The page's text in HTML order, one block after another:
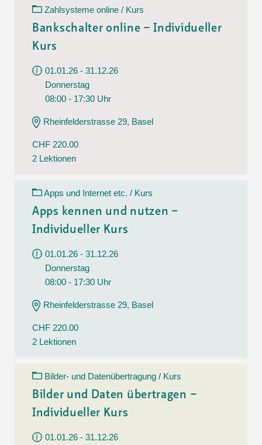
Zahlsysteme online / Kurs
Bankschalter online – Individueller
Kurs
01.01.26 - 31.12.26
Donnerstag
08:00 - 17:30 Uhr
Rheinfelderstrasse 29, Basel
CHF 220.00
2 Lektionen
Apps und Internet etc. / Kurs
Apps kennen und nutzen –
Individueller Kurs
01.01.26 - 31.12.26
Donnerstag
08:00 - 17:30 Uhr
Rheinfelderstrasse 29, Basel
CHF 220.00
2 Lektionen
Bilder- und Datenübertragung / Kurs
Bilder und Daten übertragen –
Individueller Kurs
01.01.26 - 31.12.26